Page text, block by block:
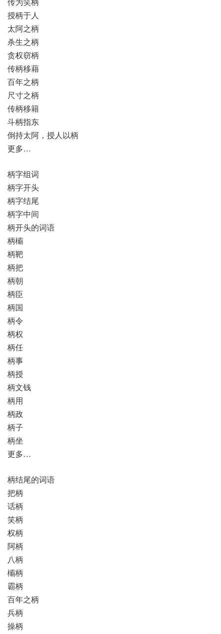
授柄于人
太阿之柄
杀生之柄
贪权窃柄
传柄移藉
百年之柄
尺寸之柄
传柄移籍
斗柄指东
倒持太阿，授人以柄
更多…
柄字组词
柄字开头
柄字结尾
柄字中间
柄开头的词语
柄欛
柄靶
柄把
柄朝
柄臣
柄国
柄令
柄权
柄任
柄事
柄授
柄文钱
柄用
柄政
柄子
柄坐
更多…
柄结尾的词语
把柄
话柄
笑柄
权柄
阿柄
八柄
欛柄
霸柄
百年之柄
兵柄
操柄